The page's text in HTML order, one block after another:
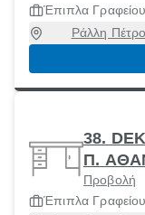
Έπιπλα Γραφείου
Ράλλη
38.
Π.
Προβολή
Έπιπλα Γραφείου